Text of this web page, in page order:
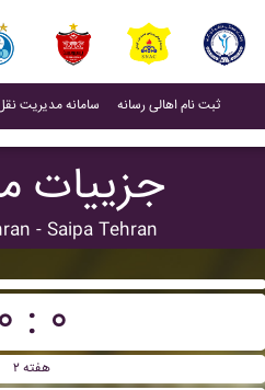
سامانه مدیریت (current)
ثبت نام اهالی رسانه(current)
جزییات
- Saipa Tehran
۰ : ۰
هفته ۲